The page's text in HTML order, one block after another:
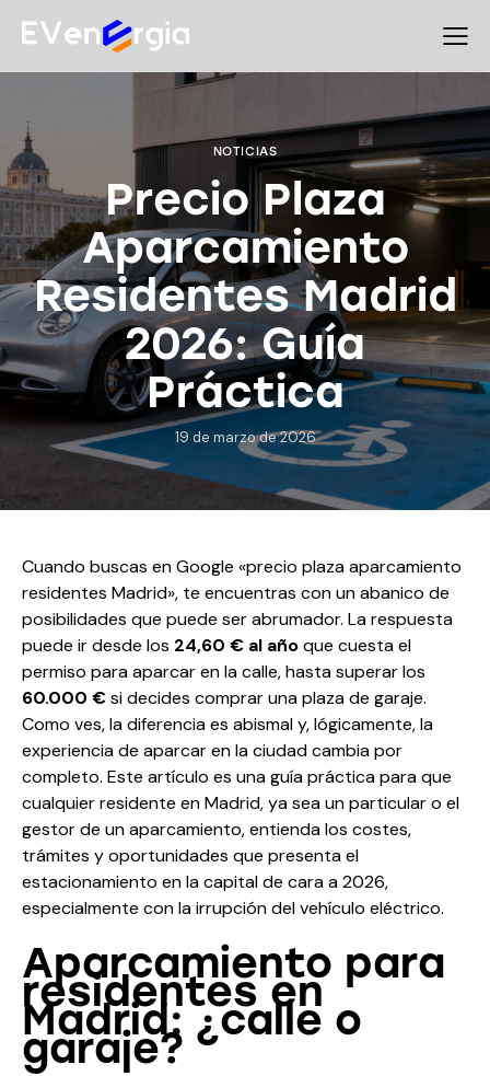
NOTICIAS
Precio Plaza
Aparcamiento
Residentes Madrid
2026: Guía
Práctica
19 de marzo de 2026
Cuando buscas en Google «precio plaza aparcamiento
residentes Madrid», te encuentras con un abanico de
posibilidades que puede ser abrumador. La respuesta
puede ir desde los 24,60 € al añoque cuesta el
permiso para aparcar en la calle, hasta superar los
60.000 €si decides comprar una plaza de garaje.
Como ves, la diferencia es abismal y, lógicamente, la
experiencia de aparcar en la ciudad cambia por
completo. Este artículo es una guía práctica para que
cualquier residente en Madrid, ya sea un particular o el
gestor de un aparcamiento, entienda los costes,
trámites y oportunidades que presenta el
estacionamiento en la capital de cara a 2026,
especialmente con la irrupción del vehículo eléctrico.
Aparcamiento para
residentes en
Madrid: ¿calle o
garaje?